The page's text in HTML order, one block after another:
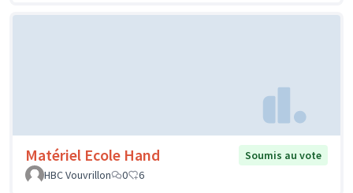
Matériel Ecole Hand
Soumis au vote
HBC Vouvrillon
0 6